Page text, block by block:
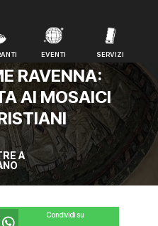
EVENTI SERVIZI
EVENTI SERVIZI
RAVENNA:
AI MOSAICI
A
Condividi su